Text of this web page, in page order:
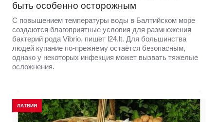
быть особенно осторожным
С повышением температуры воды в Балтийском море
создаются благоприятные условия для размножения
бактерий рода Vibrio, пишет l24.lt. Для большинства
людей купание по-прежнему остаётся безопасным,
однако у некоторых инфекция может вызвать тяжелые
осложнения.
ЛАТВИЯ